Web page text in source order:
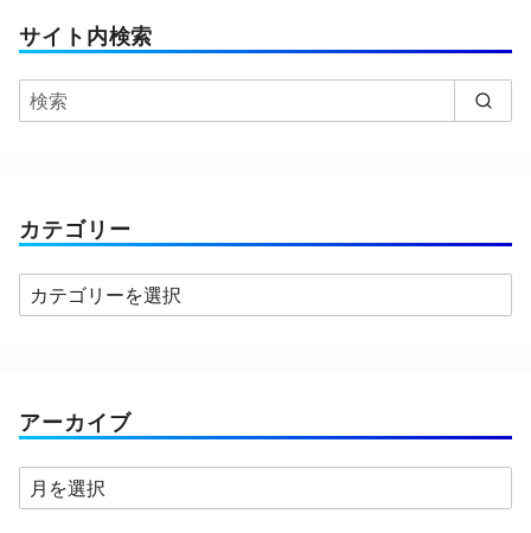
サイト内検索
カテゴリー
カ
テ
ー
アーカイブ
ア
ー